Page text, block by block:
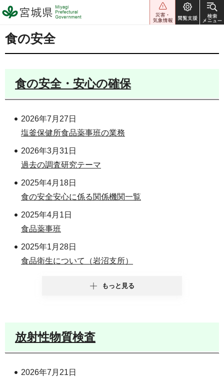
宮城県 Miyagi Prefectural
Government
食の安全
食の安全・安心の確保
2026年7月27日
塩釜保健所食品薬事班の業務
2026年3月31日
過去の調査研究テーマ
2025年4月18日
食の安全安心に係る関係機関一覧
2025年4月1日
食品薬事班
2025年1月28日
食品衛生について（岩沼支所）
もっと見る
放射性物質検査
2026年7月21日